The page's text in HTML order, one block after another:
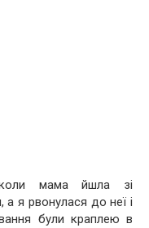
мама йшла зі
я рвонулася до неї і
були краплею в